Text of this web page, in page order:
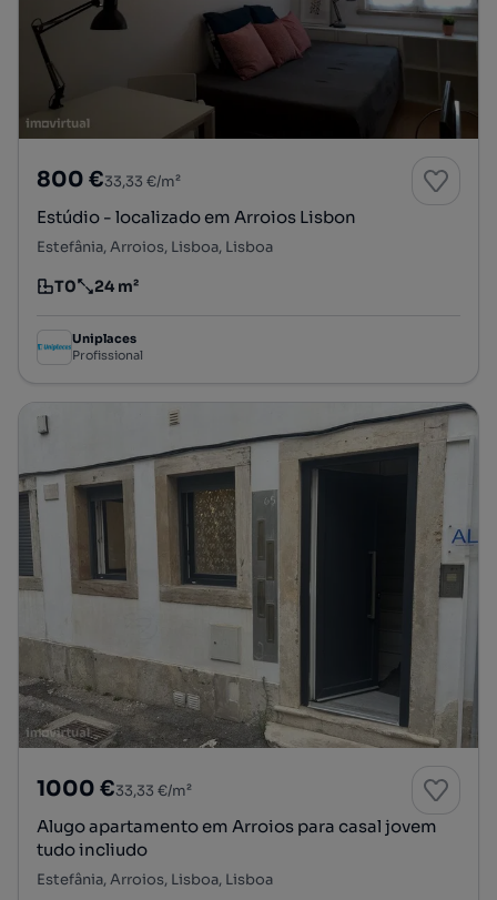
800 €33,33 €/m²
Estúdio - localizado em Arroios Lisbon
Estefânia, Arroios, Lisboa, Lisboa
Tipologia
T0
Preço por metro quadrado
24 m²
Uniplaces
Profissional
1000 €33,33 €/m²
Alugo apartamento em Arroios para casal jovem
tudo incliudo
Estefânia, Arroios, Lisboa, Lisboa